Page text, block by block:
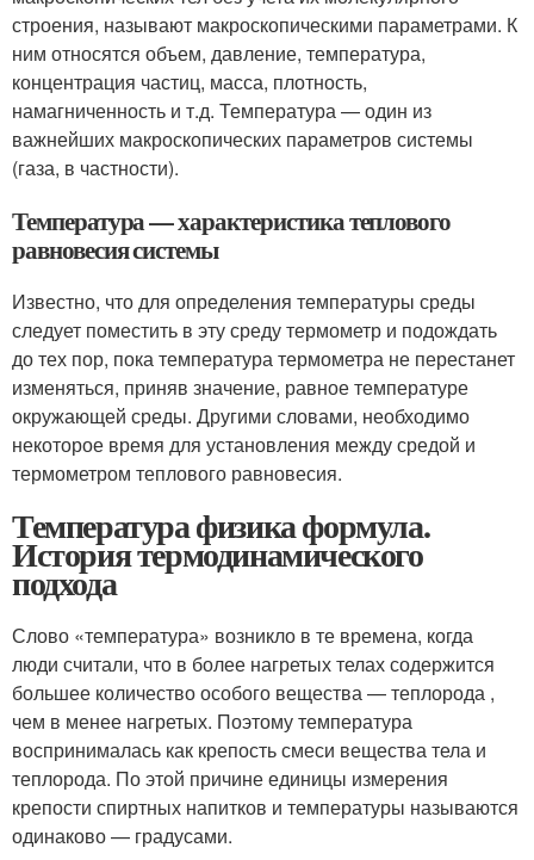
строения, называют макроскопическими параметрами. К
ним относятся объем, давление, температура,
концентрация частиц, масса, плотность,
намагниченность и т.д. Температура — один из
важнейших макроскопических параметров системы
(газа, в частности).
Температура — характеристика теплового
равновесия системы
Известно, что для определения температуры среды
следует поместить в эту среду термометр и подождать
до тех пор, пока температура термометра не перестанет
изменяться, приняв значение, равное температуре
окружающей среды. Другими словами, необходимо
некоторое время для установления между средой и
термометром теплового равновесия.
Температура физика формула.
История термодинамического
подхода
Слово «температура» возникло в те времена, когда
люди считали, что в более нагретых телах содержится
большее количество особого вещества — теплорода ,
чем в менее нагретых. Поэтому температура
воспринималась как крепость смеси вещества тела и
теплорода. По этой причине единицы измерения
крепости спиртных напитков и температуры называются
одинаково — градусами.